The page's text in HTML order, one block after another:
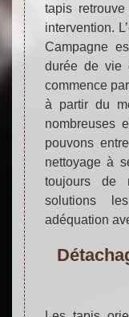
tapis
intervention.
Campagne
durée de vie
commence
à partir du
nombreuses
pouvons
nettoyage à
toujours de
solutions
adéquation